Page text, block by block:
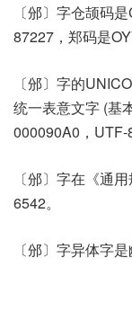
〔邠〕字仓颉码
87227，郑码是
〔邠〕字的
统一表意文字 (基
000090A0，UTF-
〔邠〕字在《通
6542。
〔邠〕字异体字是